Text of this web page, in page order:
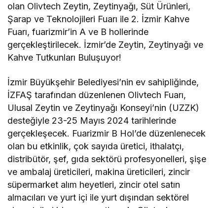
olan Olivtech Zeytin, Zeytinyağı, Süt Ürünleri,
Şarap ve Teknolojileri Fuarı ile 2. İzmir Kahve
Fuarı, fuarizmir’in A ve B hollerinde
gerçekleştirilecek. İzmir’de Zeytin, Zeytinyağı ve
Kahve Tutkunları Buluşuyor!
İzmir Büyükşehir Belediyesi’nin ev sahipliğinde,
İZFAŞ tarafından düzenlenen Olivtech Fuarı,
Ulusal Zeytin ve Zeytinyağı Konseyi’nin (UZZK)
desteğiyle 23-25 Mayıs 2024 tarihlerinde
gerçekleşecek. Fuarizmir B Hol’de düzenlenecek
olan bu etkinlik, çok sayıda üretici, ithalatçı,
distribütör, şef, gıda sektörü profesyonelleri, şişe
ve ambalaj üreticileri, makina üreticileri, zincir
süpermarket alım heyetleri, zincir otel satın
almacıları ve yurt içi ile yurt dışından sektörel